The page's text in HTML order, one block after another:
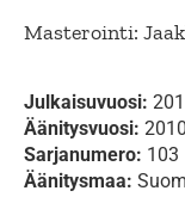
Masterointi:
Julkaisuvuosi:
Äänitysvuosi: 2010
Sarjanumero: 103
Äänitysmaa: